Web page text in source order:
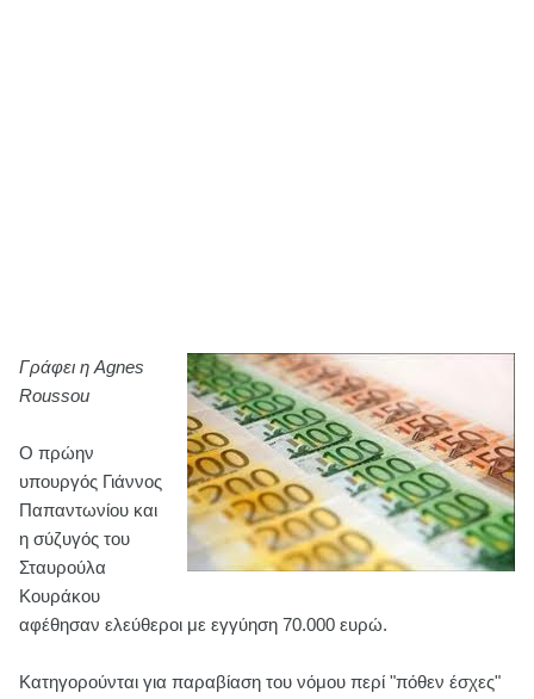
Γράφει η Agnes
Roussou
Ο πρώην
υπουργός Γιάννος
Παπαντωνίου και
η σύζυγός του
Σταυρούλα
Κουράκου
αφέθησαν ελεύθεροι με εγγύηση 70.000 ευρώ.
Κατηγορούνται για παραβίαση του νόμου περί "πόθεν έσχες"